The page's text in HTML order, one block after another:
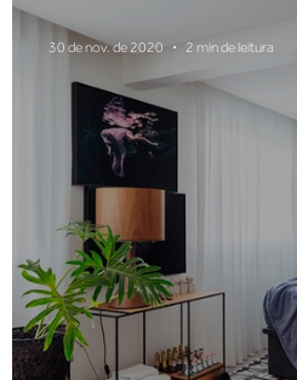
30 de nov. de 2020 2 min de leitura